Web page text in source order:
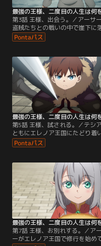
第3話 王様、出会う。／アーサ
盗賊たちとの戦いの中で崖下に
てしまった。目覚めた彼の前に現
たのは、鎧をまとった謎の魔物。
け、離れ離れになった家族の行
知っているようだった。シルビ
正体とは……。
第5話 王様、試される。／テシ
ともにエレノア王国にたどり着
アーサーは、人間に深い恨みを抱
エルフの兵士たちに拘束されてし
ィリオンにより解放され、エレ
王国の城へ招かれることに。しか
アーサーはマナコアから生じる
が悪化していて……。
第7話 王様、お別れする。／ア
ーがエレノア王国で修行を始め